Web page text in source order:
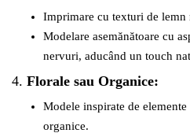
Imprimare cu texturi de lemn
Modelare asemănătoare cu
nervuri, aducând un touch
4. Florale sau Organice:
Modele inspirate de
organice.